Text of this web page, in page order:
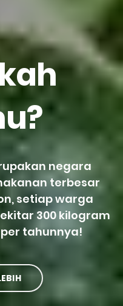
negara
terbesar
setiap warga
300 kilogram
tahunnya!